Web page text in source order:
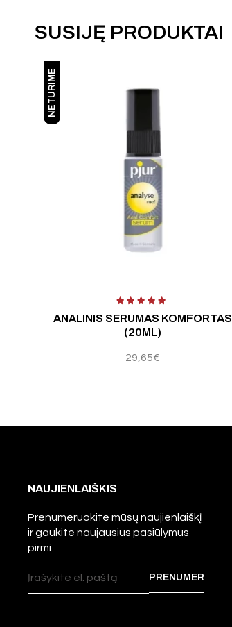
SUSIJĘ PRODUKTAI
NETURIME
ANALINIS SERUMAS KOMFORTAS
(20ML)
29,65€
NAUJIENLAIŠKIS
Prenumeruokite mūsų naujienlaiškį
ir gaukite naujausius pasiūlymus
pirmi